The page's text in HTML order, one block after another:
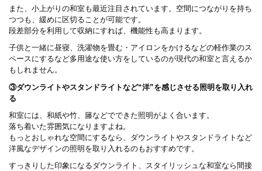
また、小上がりの和室も最近注目されています。空間につながりを持ち
つつも、緩めに区切ることが可能です。
段差部分を利用して収納にすれば、機能性も高まります。
子供と一緒に昼寝、洗濯物を畳む・アイロンをかけるなどの軽作業のス
ペースにするなど多用途な使い方をしているのが現代の和室と言えるか
もしれません。
③ダウンライトやスタンドライトなど“洋”を感じさせる照明を取り入れ
る
和室には、和紙や竹、籐などでできた照明がよく合います。
落ち着いた雰囲気になりますよね。
もっとおしゃれな空間にするなら、ダウンライトやスタンドライトなど
洋風なデザインの照明を取り入れるのもおすすめです。
すっきりした印象になるダウンライト、スタイリッシュな和室なら間接